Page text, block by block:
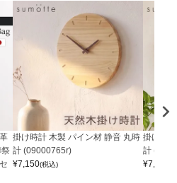
祭
掛け時計 木製 パイン材 静音 丸時
計 (09000765r)
¥7,150(税込)
掛け時
計
¥7,150